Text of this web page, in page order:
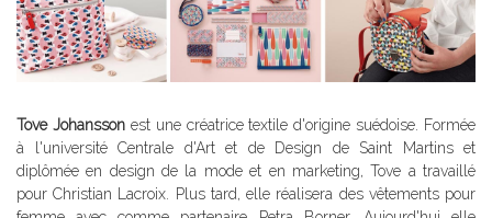
Tove Johanssonest une créatrice textile d'origine suédoise. Formée
à l'université Centrale d'Art et de Design de Saint Martins et
diplômée en design de la mode et en marketing, Tove a travaillé
pour Christian Lacroix. Plus tard, elle réalisera des vêtements pour